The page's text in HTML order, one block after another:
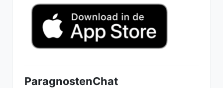
ParagnostenChat